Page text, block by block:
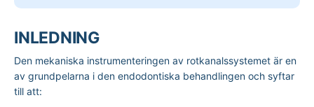
INLEDNING
Den mekaniska instrumenteringen av rotkanalssystemet är en
av grundpelarna i den endodontiska behandlingen och syftar
till att: